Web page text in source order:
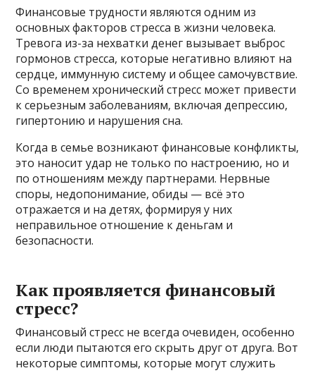
Финансовые трудности являются одним из
основных факторов стресса в жизни человека.
Тревога из-за нехватки денег вызывает выброс
гормонов стресса, которые негативно влияют на
сердце, иммунную систему и общее самочувствие.
Со временем хронический стресс может привести
к серьезным заболеваниям, включая депрессию,
гипертонию и нарушения сна.
Когда в семье возникают финансовые конфликты,
это наносит удар не только по настроению, но и
по отношениям между партнерами. Нервные
споры, недопонимание, обиды — всё это
отражается и на детях, формируя у них
неправильное отношение к деньгам и
безопасности.
Как проявляется финансовый
стресс?
Финансовый стресс не всегда очевиден, особенно
если люди пытаются его скрыть друг от друга. Вот
некоторые симптомы, которые могут служить